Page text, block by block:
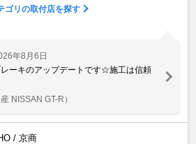
ゴリの取付店を探す
年8月6日
ーキのアップデートです☆施工は信頼
NISSAN GT-R）
/ 京商